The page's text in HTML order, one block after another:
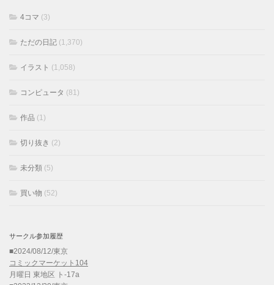
4コマ (3)
ただの日記 (1,370)
イラスト (1,058)
コンピュータ (81)
作品 (1)
切り抜き (2)
未分類 (5)
買い物 (52)
サークル参加履歴
■2024/08/12/東京
コミックマーケット104
月曜日 東地区 ト-17a